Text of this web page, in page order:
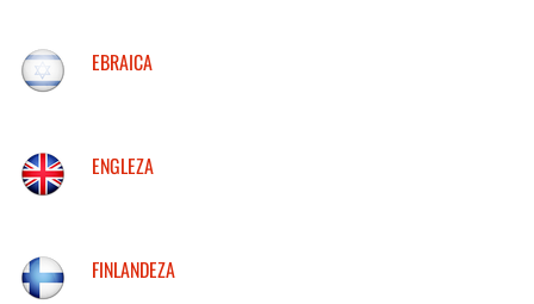
EBRAICA
ENGLEZA
FINLANDEZA